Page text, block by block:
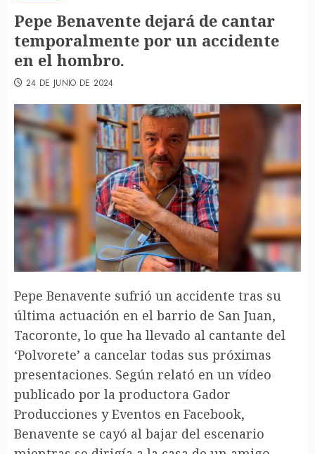
Pepe Benavente dejará de cantar
temporalmente por un accidente
en el hombro.
24 DE JUNIO DE 2024
Pepe Benavente sufrió un accidente tras su
última actuación en el barrio de San Juan,
Tacoronte, lo que ha llevado al cantante del
‘Polvorete’ a cancelar todas sus próximas
presentaciones. Según relató en un vídeo
publicado por la productora Gador
Producciones y Eventos en Facebook,
Benavente se cayó al bajar del escenario